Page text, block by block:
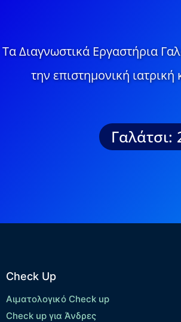
Τα Διαγνωστικά Εργαστήρια
την επιστημονική
Γαλάτσι:
Check Up
Αιματολογικό Check up
Check up για Άνδρες